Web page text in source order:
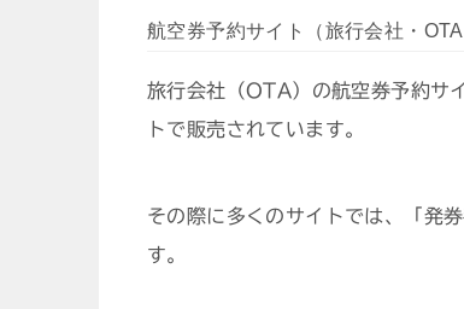
航空券予約サイト（旅行会社・
旅行会社（OTA）の航空券予約サ
トで販売されています。
その際に多くのサイトでは、「発
す。